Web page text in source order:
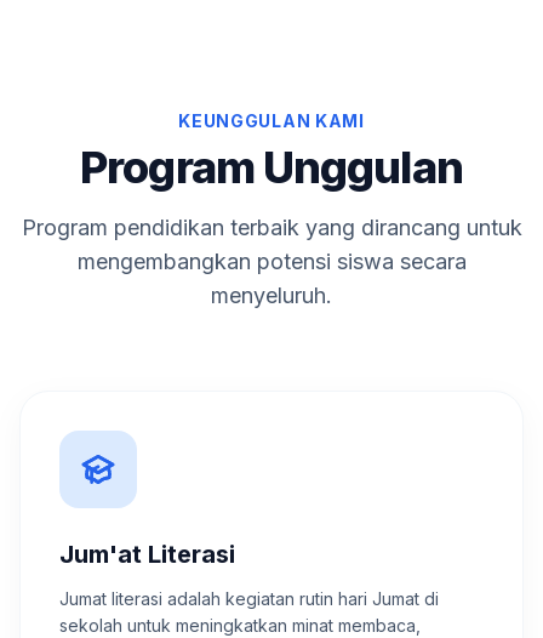
KEUNGGULAN KAMI
Program Unggulan
Program pendidikan terbaik yang dirancang untuk
mengembangkan potensi siswa secara
menyeluruh.
Jum'at Literasi
Jumat literasi adalah kegiatan rutin hari Jumat di
sekolah untuk meningkatkan minat membaca,